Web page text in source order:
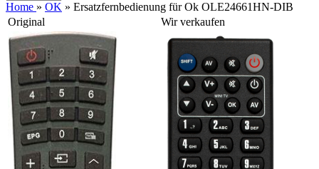
Home » OK » Ersatzfernbedienung für Ok OLE24661HN-DIB
Original
Wir verkaufen